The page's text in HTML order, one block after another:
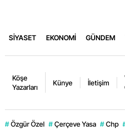
SİYASET EKONOMİ GÜNDEM
Köşe
Yazarları
Künye İletişim
# Özgür Özel # Çerçeve Yasa # Chp